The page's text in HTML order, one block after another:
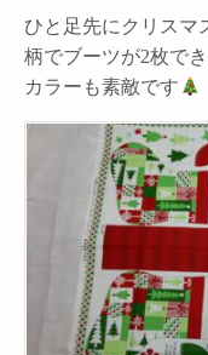
ひと足先にクリスマ
柄でブーツが2枚で
カラーも素敵です